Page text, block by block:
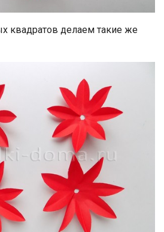
квадратов делаем такие же